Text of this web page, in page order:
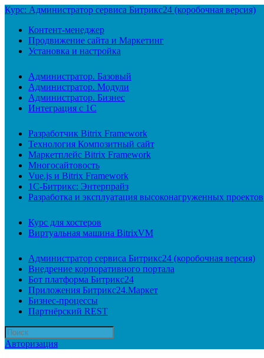
Курс: Администратор сервиса Битрикс24 (коробочная версия)
Контент-менеджер
Продвижение сайта и Маркетинг
Установка и настройка
Администратор. Базовый
Администратор. Модули
Администратор. Бизнес
Интеграция с 1С
Разработчик Bitrix Framework
Технология Композитный сайт
Маркетплейс Bitrix Framework
Многосайтовость
Vue.js и Bitrix Framework
1С-Битрикс: Энтерпрайз
Разработка и эксплуатация высоконагруженных проектов
Курс для хостеров
Виртуальная машина BitrixVM
Администратор сервиса Битрикс24 (коробочная версия)
Внедрение корпоративного портала
Бот платформа Битрикс24
Приложения Битрикс24.Маркет
Бизнес-процессы
Партнёрский REST
Авторизация